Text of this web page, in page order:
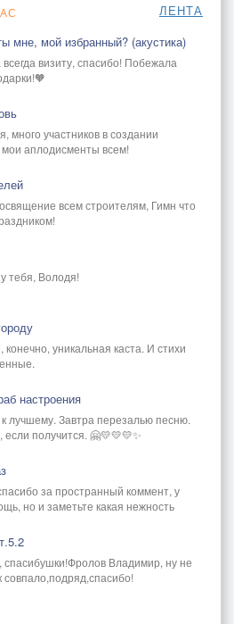
ЛЕНТА
мне, мой избранный? (акустика)
визиту, спасибо! Побежала
много участников в создании
аплодисменты всем!
всем строителям, Гимн что
тебя, Володя!
уникальная каста. И стихи
настроения
лучшему. Завтра перезалью песню.
получится. 🤗💛💛💛✨
за пространный коммент, у
но и заметьте какая нежность
Владимир, ну не
совпало,подряд,спасибо!